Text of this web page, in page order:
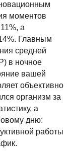
моментов
а
Главным
средней
в ночное
вашей
объективно
организм за
а
дню:
работы